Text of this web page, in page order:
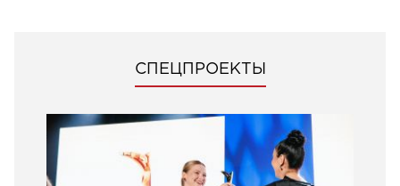
СПЕЦПРОЕКТЫ